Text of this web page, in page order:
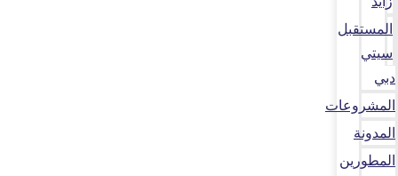
المستقبل
سيتي
دبي
المشروعات
المدونة
المطورين